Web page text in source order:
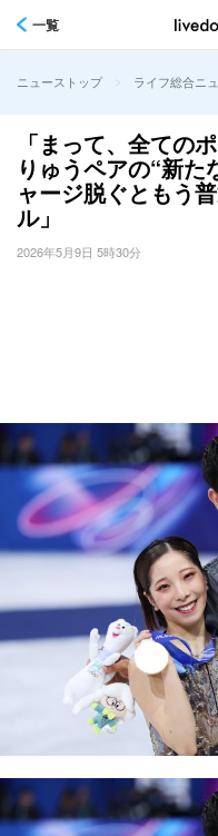
一覧
ニューストップ > ライフ総合ニ
「まって、全ての
りゅうペアの“新
ャージ脱ぐともう
ル」
2026年5月9日 5時30分